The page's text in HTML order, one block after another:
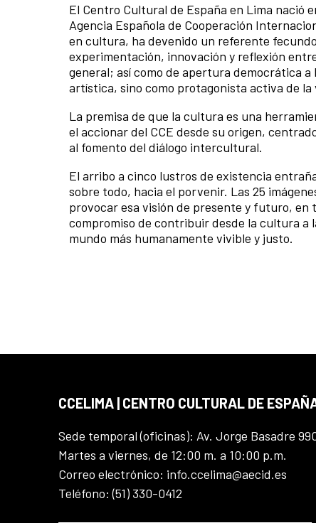
El Centro Cultural de España en Lima nació
Agencia Española de Cooperación
en cultura, ha devenido un referente
experimentación, innovación y reflexión
general; así como de apertura democrática
artística, sino como protagonista activa de
La premisa de que la cultura es una
el accionar del CCE desde su origen,
al fomento del diálogo intercultural.
El arribo a cinco lustros de existencia
sobre todo, hacia el porvenir. Las 25
provocar esa visión de presente y futuro,
compromiso de contribuir desde la cultura a
mundo más humanamente vivible y justo.
CCELIMA | CENTRO CULTURAL DE
Sede temporal (oficinas): Av. Jorge Basadre
Martes a viernes, de 12:00 m. a 10:00 p.m.
Correo electrónico: info.ccelima@aecid.es
Teléfono: (51) 330-0412